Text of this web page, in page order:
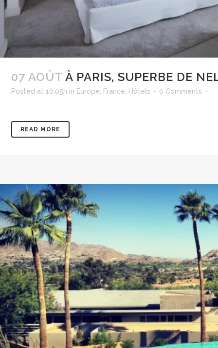
07 AOÛT À PARIS, SUPERBE DE
Posted at 10:05h in Europe France Hôtels 0 Comments
READ MORE